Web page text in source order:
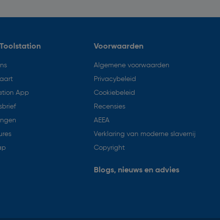
App
Voorwaarden
Algemene voorwaarden
Privacybeleid
Cookiebeleid
Recensies
AEEA
Verklaring van moderne slavernij
Copyright
Blogs, nieuws en advies